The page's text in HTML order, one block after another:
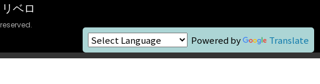
Powered by Translate
ベロ